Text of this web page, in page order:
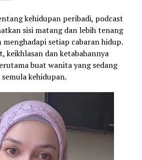
kehidupan peribadi, podcast
sisi matang dan lebih tenang
menghadapi setiap cabaran hidup.
keikhlasan dan ketabahannya
buat wanita yang sedang
kehidupan.